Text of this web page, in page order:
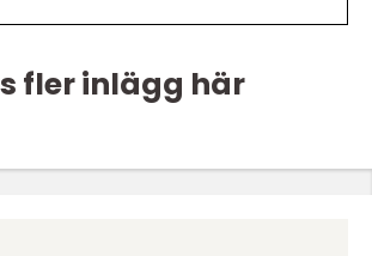
fler inlägg här